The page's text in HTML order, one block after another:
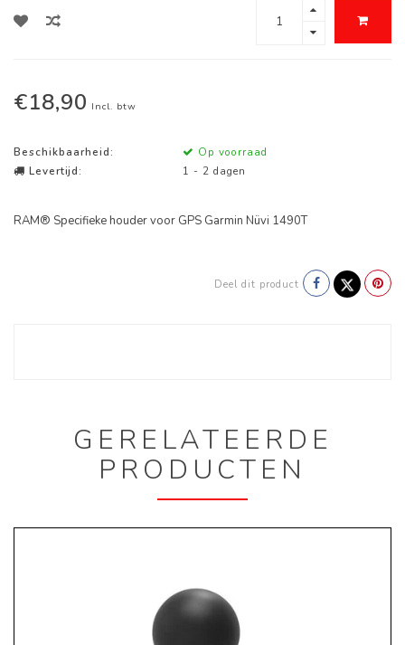
€18,90 Incl. btw
Beschikbaarheid:
Op voorraad
Levertijd:
1 - 2 dagen
RAM® Specifieke houder voor GPS Garmin Nüvi 1490T
Deel dit product
GERELATEERDE
PRODUCTEN